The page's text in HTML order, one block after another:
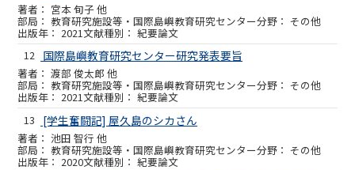
宮本 旬子 他
教育研究施設等・国際島嶼教育研究センター その他
2021
紀要論文
12 国際島嶼教育研究センター研究発表要旨
渡部 俊太郎 他
教育研究施設等・国際島嶼教育研究センター その他
2021
紀要論文
13
[学生奮闘記] 屋久島のシカさん
池田 智行 他
教育研究施設等・国際島嶼教育研究センター その他
2020
紀要論文